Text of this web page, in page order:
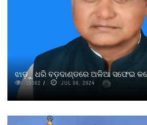
ଝାଡ଼ୁ ଧରି ବଡ଼ଦାଣ୍ଡରେ ଅଳିଆ ସଫେଇ
15062 JUL 06, 2024